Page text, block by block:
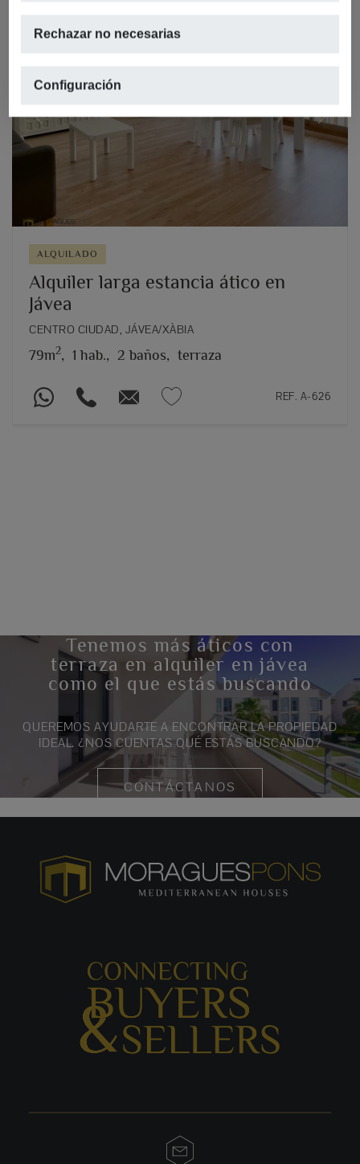
Rechazar no necesarias
Configuración
Previous Next
ALQUILADO
Alquiler larga estancia ático en
Jávea
CENTRO CIUDAD, JÁVEA/XÀBIA
79m2, 1 hab., 2 baños, terraza
REF. A-626
Tenemos más áticos con
terraza en alquiler en jávea
como el que estás buscando
QUEREMOS AYUDARTE A ENCONTRAR LA PROPIEDAD
IDEAL. ¿NOS CUENTAS QUÉ ESTÁS BUSCANDO?
CONTÁCTANOS